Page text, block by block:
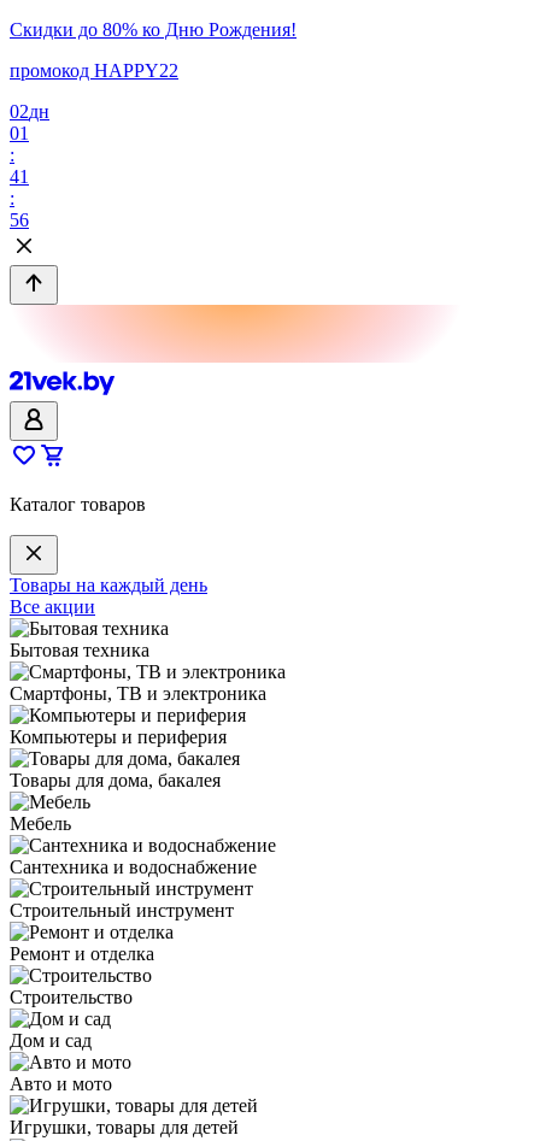
Скидки до 80% ко Дню Рождения!
промокод HAPPY22
02дн
01
:
41
:
56
Каталог товаров
Товары на каждый день
Все акции
Бытовая техника
Смартфоны, ТВ и электроника
Компьютеры и периферия
Товары для дома, бакалея
Мебель
Сантехника и водоснабжение
Строительный инструмент
Ремонт и отделка
Строительство
Дом и сад
Авто и мото
Игрушки, товары для детей